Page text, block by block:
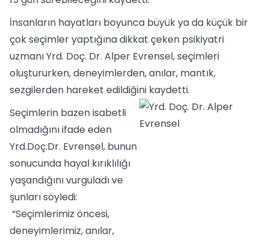
İnsanların hayatları boyunca büyük ya da küçük bir
çok seçimler yaptığına dikkat çeken psikiyatri
uzmanı Yrd. Doç. Dr. Alper Evrensel, seçimleri
oluştururken, deneyimlerden, anılar, mantık,
sezgilerden hareket edildiğini kaydetti.
Seçimlerin bazen isabetli
olmadığını ifade eden
Yrd.Doç.Dr. Evrensel, bunun
sonucunda hayal kırıklılığı
yaşandığını vurguladı ve
şunları söyledi:
“Seçimlerimiz öncesi,
deneyimlerimiz, anılar,